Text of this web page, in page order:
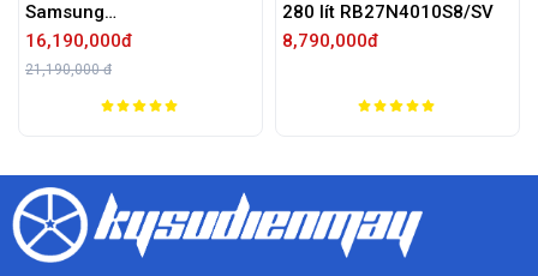
Samsung
RS62R5001B4/SV
16,190,000đ
21,190,000 đ
280 lít RB27N4010S8/SV
8,790,000đ